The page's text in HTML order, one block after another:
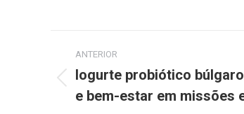
ANTERIOR
Iogurte probiótico
e bem-estar em missões